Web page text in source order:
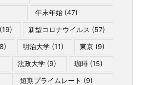
年末年始 (47)
(19) 新型コロナウイルス (57)
明治大学 (11) 東京 (9)
法政大学 (9) 珈琲 (15)
短期プライムレート (9)